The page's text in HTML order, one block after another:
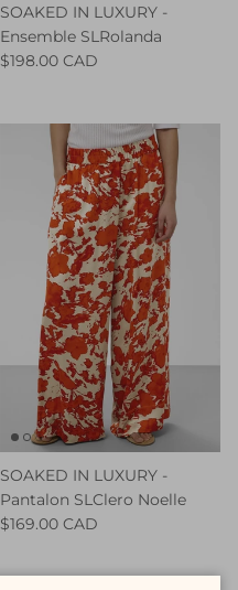
SOAKED IN LUXURY -
Ensemble SLRolanda
$198.00 CAD
SOAKED IN LUXURY -
Pantalon SLClero Noelle
$169.00 CAD